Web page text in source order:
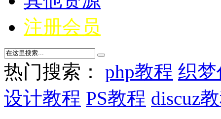
注册会员
热门搜索： php教程 织
设计教程 PS教程 discuz